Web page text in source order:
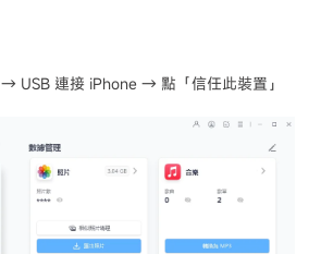
→ USB 連接 iPhone → 點「信任此裝置」